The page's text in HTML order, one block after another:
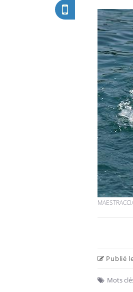
Publié
Mots